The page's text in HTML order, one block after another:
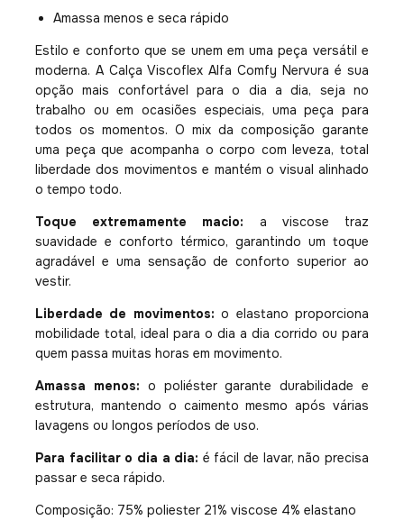
Amassa menos e seca rápido
Estilo e conforto que se unem em uma peça versátil e
moderna. A Calça Viscoflex Alfa Comfy Nervura é sua
opção mais confortável para o dia a dia, seja no
trabalho ou em ocasiões especiais, uma peça para
todos os momentos. O mix da composição garante
uma peça que acompanha o corpo com leveza, total
liberdade dos movimentos e mantém o visual alinhado
o tempo todo.
Toque extremamente macio: a viscose traz
suavidade e conforto térmico, garantindo um toque
agradável e uma sensação de conforto superior ao
vestir.
Liberdade de movimentos: o elastano proporciona
mobilidade total, ideal para o dia a dia corrido ou para
quem passa muitas horas em movimento.
Amassa menos: o poliéster garante durabilidade e
estrutura, mantendo o caimento mesmo após várias
lavagens ou longos períodos de uso.
Para facilitar o dia a dia: é fácil de lavar, não precisa
passar e seca rápido.
Composição: 75% poliester 21% viscose 4% elastano